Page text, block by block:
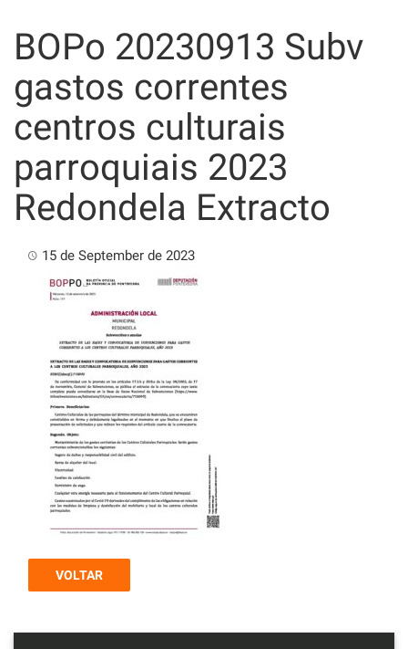
content
BOPo 20230913 Subv
gastos correntes
centros culturais
parroquiais 2023
Redondela Extracto
15 de September de 2023
VOLTAR